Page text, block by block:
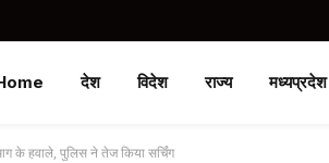
देश विदेश राज्य मध्यप्रदेश
के हवाले, पुलिस ने तेज किया सर्चिंग